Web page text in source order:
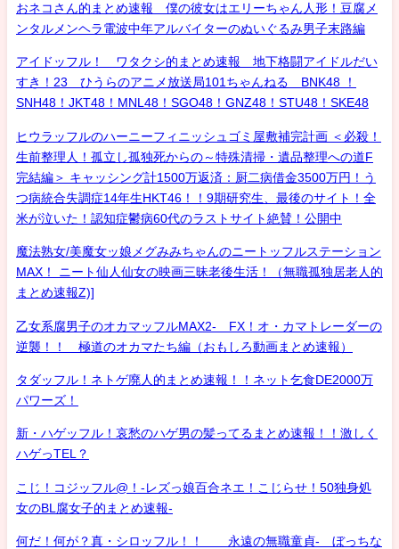
おネコさん的まとめ速報 僕の彼女はエリーちゃん人形！豆腐メ
ンタルメンヘラ電波中年アルバイターのぬいぐるみ男子末路編
アイドッフル！ ワタクシ的まとめ速報 地下格闘アイドルだい
すき！23 ひうらのアニメ放送局101ちゃんねる BNK48 ！
SNH48！JKT48！MNL48！SGO48！GNZ48！STU48！SKE48
ヒウラッフルのハーニーフィニッシュゴミ屋敷補完計画 ＜必殺！
生前整理人！孤立し孤独死からの～特殊清掃・遺品整理への道F
完結編＞ キャッシング計1500万返済：厨二病借金3500万円！う
つ病統合失調症14年生HKT46！！9期研究生、最後のサイト！全
米が泣いた！認知症鬱病60代のラストサイト絶賛！公開中
魔法熟女/美魔女ッ娘メグみみちゃんのニートッフルステーション
MAX！ ニート仙人仙女の映画三昧老後生活！（無職孤独居老人的
まとめ速報Z)]
乙女系腐男子のオカマッフルMAX2- FX！オ・カマトレーダーの
逆襲！！ 極道のオカマたち編（おもしろ動画まとめ速報）
タダッフル！ネトゲ廃人的まとめ速報！！ネット乞食DE2000万
パワーズ！
新・ハゲッフル！哀愁のハゲ男の髪ってるまとめ速報！！激しく
ハゲっTEL？
こじ！コジッフル@！-レズっ娘百合ネエ！こじらせ！50独身処
女のBL腐女子的まとめ速報-
何だ！何が？真・シロッフル！！ 永遠の無職童貞- ぼっちな